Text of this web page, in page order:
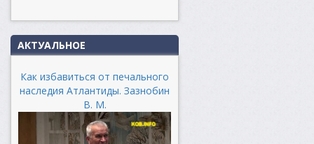
АКТУАЛЬНОЕ
Как избавиться от печального
наследия Атлантиды. Зазнобин
В. М.